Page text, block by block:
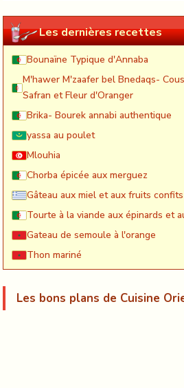
Les dernières recettes
Bounaïne Typique d'Annaba
M'hawer M'zaafer bel Bnedaqs-
Safran et Fleur d'Oranger
Brika- Bourek annabi authentique
yassa au poulet
Mlouhia
Chorba épicée aux merguez
Gâteau aux miel et aux fruits confits
Tourte à la viande aux épinards et
Gateau de semoule à l'orange
Thon mariné
Les bons plans de Cuisine